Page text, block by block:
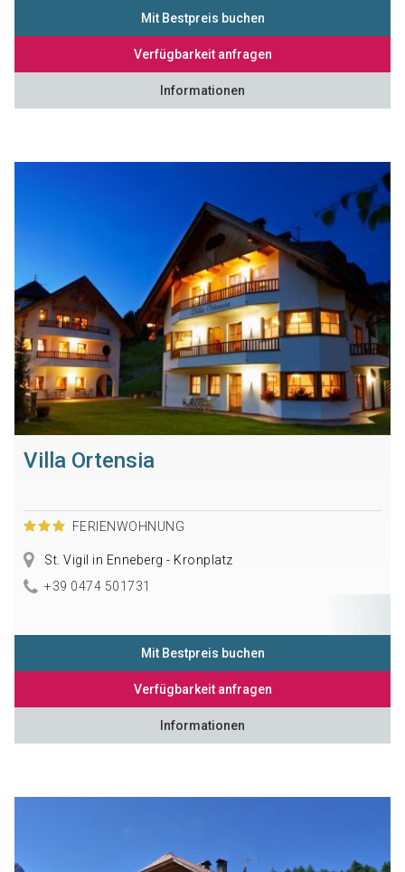
Mit Bestpreis buchen
Verfügbarkeit anfragen
Informationen
Villa Ortensia
FERIENWOHNUNG
St. Vigil in Enneberg - Kronplatz
+39 0474 501731
Mit Bestpreis buchen
Verfügbarkeit anfragen
Informationen